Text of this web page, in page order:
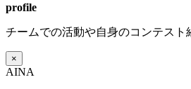
profile
チームでの活動や自身のコンテスト
×
AINA